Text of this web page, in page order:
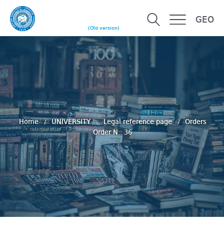
(Old version)
GEO
Home UNIVERSITY Legal reference page
Orders
Order N:: 36